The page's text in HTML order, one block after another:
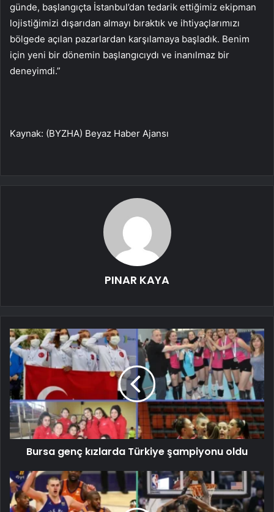
günde, başlangıçta İstanbul’dan tedarik ettiğimiz ekipman
lojistiğimizi dışarıdan almayı bıraktık ve ihtiyaçlarımızı
bölgede açılan pazarlardan karşılamaya başladık. Benim
için yeni bir dönemin başlangıcıydı ve inanılmaz bir
deneyimdi.”
Kaynak: (BYZHA) Beyaz Haber Ajansı
PINAR KAYA
Bursa genç kızlarda Türkiye şampiyonu oldu